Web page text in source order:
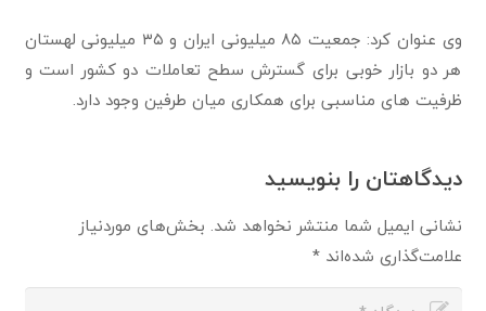
وی عنوان کرد: جمعیت ۸۵ میلیونی ایران و ۳۵ میلیونی لهستان
هر دو بازار خوبی برای گسترش سطح تعاملات دو کشور است و
ظرفیت های مناسبی برای همکاری میان طرفین وجود دارد.
دیدگاهتان را بنویسید
نشانی ایمیل شما منتشر نخواهد شد. بخش‌های موردنیاز
علامت‌گذاری شده‌اند*